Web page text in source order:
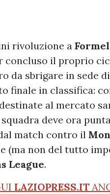
rivoluzione a
concluso il proprio
da sbrigare in sede di
finale in classifica:
al mercato
deve ora
match contro il
(ma non del tutto
League.
LAZIOPRESS.IT